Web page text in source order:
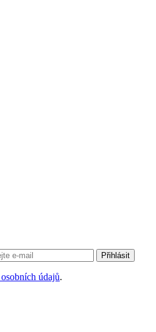
Přihlásit
údajů.